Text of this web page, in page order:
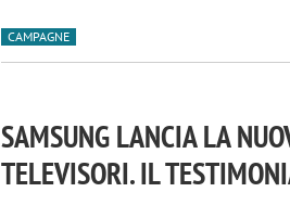
CAMPAGNE
SAMSUNG LANCIA LA
TELEVISORI. IL